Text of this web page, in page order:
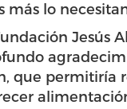
más lo
Jesús
que permitiría